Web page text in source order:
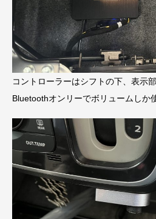
コントローラーはシフトの下、表示
Bluetoothオンリーでボリュームしか